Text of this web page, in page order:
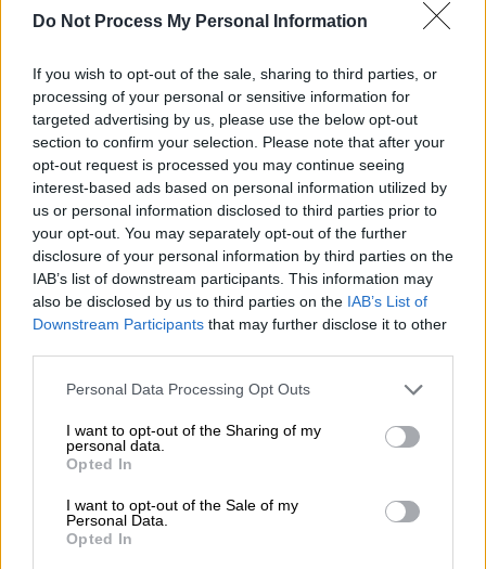
Do Not Process My Personal Information
If you wish to opt-out of the sale, sharing to third parties, or
processing of your personal or sensitive information for
targeted advertising by us, please use the below opt-out
section to confirm your selection. Please note that after your
opt-out request is processed you may continue seeing
interest-based ads based on personal information utilized by
us or personal information disclosed to third parties prior to
your opt-out. You may separately opt-out of the further
disclosure of your personal information by third parties on the
IAB’s list of downstream participants. This information may
also be disclosed by us to third parties on the IAB’s List of
Downstream Participants that may further disclose it to other
Please note that this website/app uses one or more Google
not limited to your visit or usage behaviour. You may click to
grant or deny consent to Google and its third-party tags to
use your data for below specified purposes in below Google
consent section.
Personal Data Processing Opt Outs
I want to opt-out of the Sharing of my
personal data.
Opted In
I want to opt-out of the Sale of my
Personal Data.
Opted In
Ειδικότερα,οι πρώτες πληρωμές θα
αφορούν κυρίως τουςμη μισθωτούς και
τους νέους συνταξιούχους. Συγκεκριμένα,
την ίδια ημέρα αναμένεται να καταβληθούν
οι συντάξεις για τους ασφαλισμένους των
πρώην ταμείωνΟΑΕΕ ,ΟΓΑκαιΕΤΑΑ .
Παράλληλα, την ίδια ημερομηνία θα
πληρωθούν οι κύριες και επικουρικές
συντάξεις για όσους έχουν συνταξιοδοτηθεί
μετά την 1η Ιανουαρίου 2017, μέσω του
Οικονομία|08.05.2026 12:13
Εκτινάχθηκε στο 5,4% ο πληθωρισμός
τον Απρίλιο